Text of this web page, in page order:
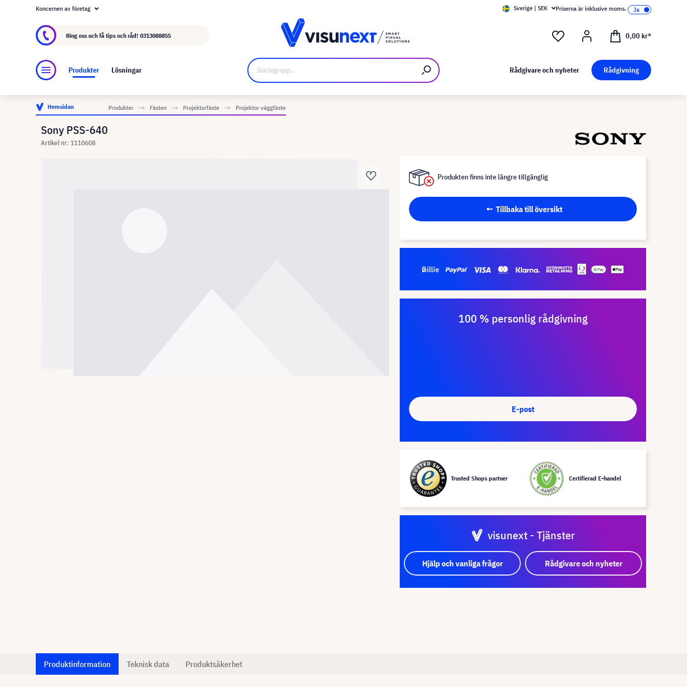
Om visunext.se
Koncernen av företag Sverige | SEK Priserna är inklusive moms.
Ring oss och få tips och råd! 0313088855 0,00 kr*
Produkter Lösningar Rådgivare och nyheter Rådgivning
Hemsidan Produkter Fästen Projektorfäste Projektor väggfäste
Sony PSS-640
Artikel nr: 1110608
Produkten finns inte längre tillgänglig
Tillbaka till översikt
100 % personlig rådgivning
E-post
Trusted Shops partner Certifierad E-handel
visunext - Tjänster
Hjälp och vanliga frågor Rådgivare och nyheter
Produktinformation Teknisk data Produktsäkerhet